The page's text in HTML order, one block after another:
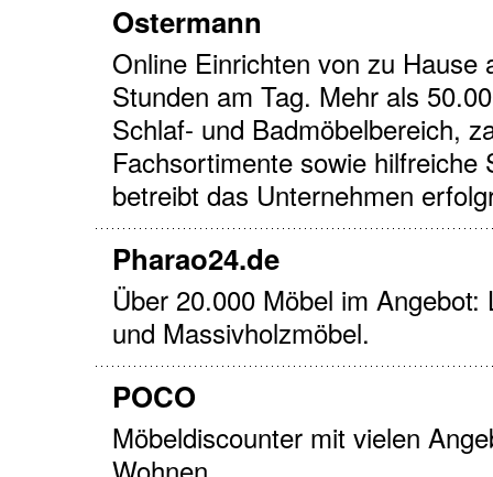
Ostermann
Online Einrichten von zu Hause
Stunden am Tag. Mehr als
Schlaf- und Badmöbelbereich,
Fachsortimente sowie
betreibt das Unternehmen
Pharao24.de
Über 20.000 Möbel im
und Massivholzmöbel.
POCO
Möbeldiscounter mit vielen